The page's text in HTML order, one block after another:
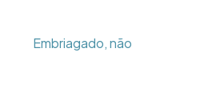
Embriagado, não